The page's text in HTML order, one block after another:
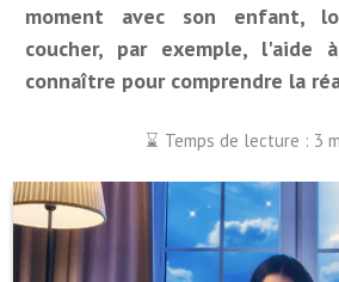
moment avec son enfant,
coucher, par exemple, l'aide
connaître pour comprendre la
Temps de lecture : 3